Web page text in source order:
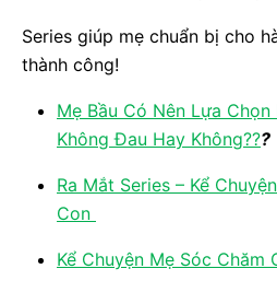
Series giúp mẹ chuẩn bị cho
thành công!
Mẹ Bầu Có Nên Lựa
Không Đau Hay Không???
Ra Mắt Series – Kể
Con
Kể Chuyện Mẹ Sóc Chăm